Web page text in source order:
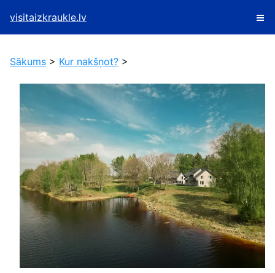
visitaizkraukle.lv
Sākums > Kur nakšņot? >